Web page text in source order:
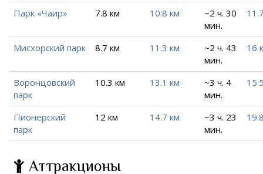
Парк «Чаир» 7.8 км 10.8 км
~2 ч. 30
мин.
Мисхорский парк 8.7 км 11.3 км
~2 ч. 43
мин.
16
Воронцовский
парк
10.3 км 13.1 км
~3 ч. 4
мин.
Пионерский
парк
12 км 14.7 км
~3 ч. 23
мин.
Аттракционы